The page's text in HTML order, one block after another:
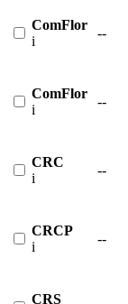
ComFlor
i
--
ComFlor
i
--
CRC
i
--
CRCP
i
--
CRS